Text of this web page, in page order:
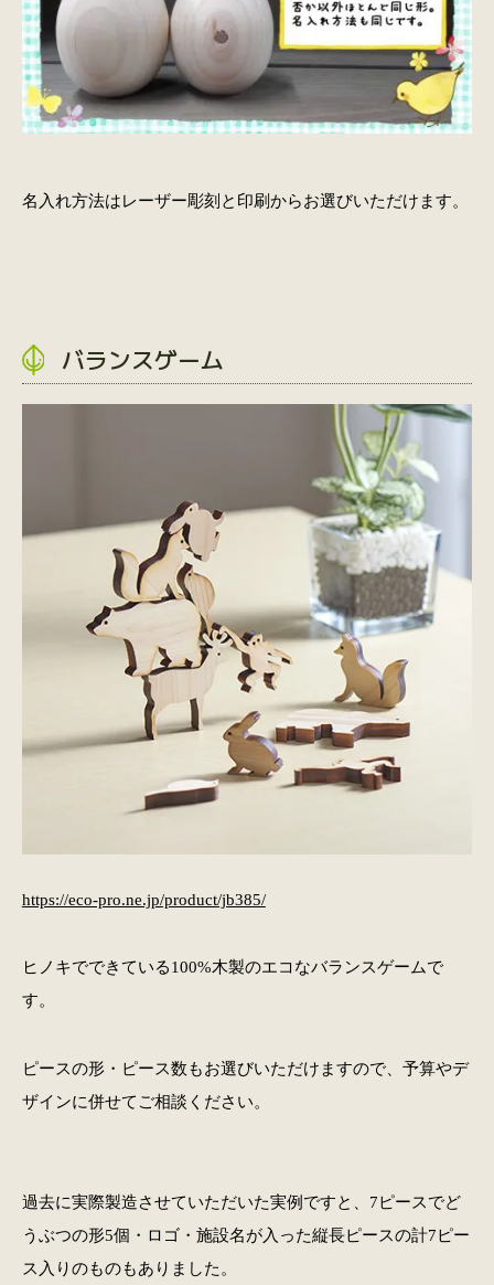
名入れ方法はレーザー彫刻と印刷からお選びいただけます。
バランスゲーム
https://eco-pro.ne.jp/product/jb385/
ヒノキでできている100%木製のエコなバランスゲームで
す。
ピースの形・ピース数もお選びいただけますので、予算やデ
ザインに併せてご相談ください。
過去に実際製造させていただいた実例ですと、7ピースでど
うぶつの形5個・ロゴ・施設名が入った縦長ピースの計7ピー
ス入りのものもありました。